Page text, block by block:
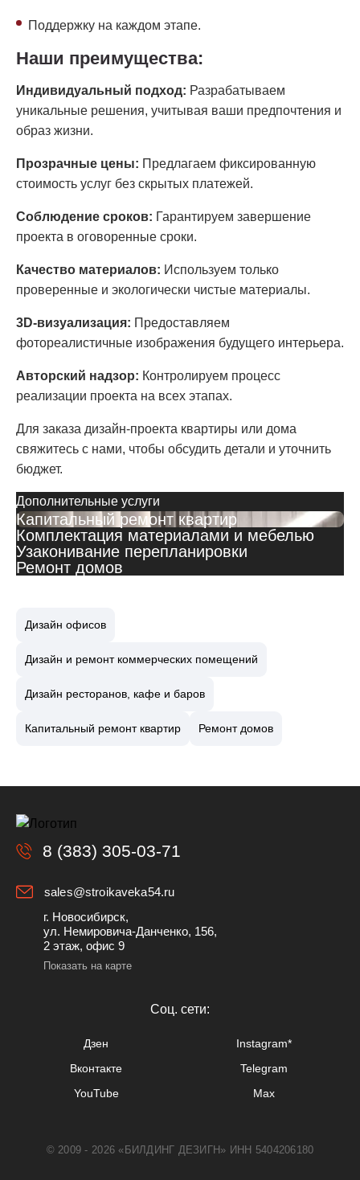
Поддержку на каждом этапе.
Наши преимущества:
Индивидуальный подход: Разрабатываем
уникальные решения, учитывая ваши предпочтения и
образ жизни.​
Прозрачные цены: Предлагаем фиксированную
стоимость услуг без скрытых платежей.
Соблюдение сроков: Гарантируем завершение
проекта в оговоренные сроки.​
Качество материалов: Используем только
проверенные и экологически чистые материалы.​
3D-визуализация: Предоставляем
фотореалистичные изображения будущего интерьера.
Авторский надзор: Контролируем процесс
реализации проекта на всех этапах.​
Для заказа дизайн-проекта квартиры или дома
свяжитесь с нами, чтобы обсудить детали и уточнить
бюджет.
Дополнительные услуги
Капитальный ремонт квартир
Комплектация материалами и мебелью
Узаконивание перепланировки
Ремонт домов
Дизайн офисов
Дизайн и ремонт коммерческих помещений
Дизайн ресторанов, кафе и баров
Капитальный ремонт квартир Ремонт домов
8 (383) 305-03-71
sales@stroikaveka54.ru
г. Новосибирск,
ул. Немировича-Данченко, 156,
2 этаж, офис 9
Показать на карте
Cоц. сети:
Дзен
Instagram*
Вконтакте
Telegram
YouTube
Max
© 2009 - 2026 «БИЛДИНГ ДЕЗИГН» ИНН 5404206180